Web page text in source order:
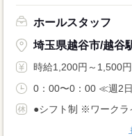
ホールスタッフ
埼玉県越谷市/越谷
時給1,200円～1,500円
0：00〜0：00 ≪週2
●シフト制 ※ワークラ